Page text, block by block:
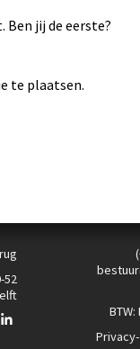
jij de eerste?
te plaatsen.
52